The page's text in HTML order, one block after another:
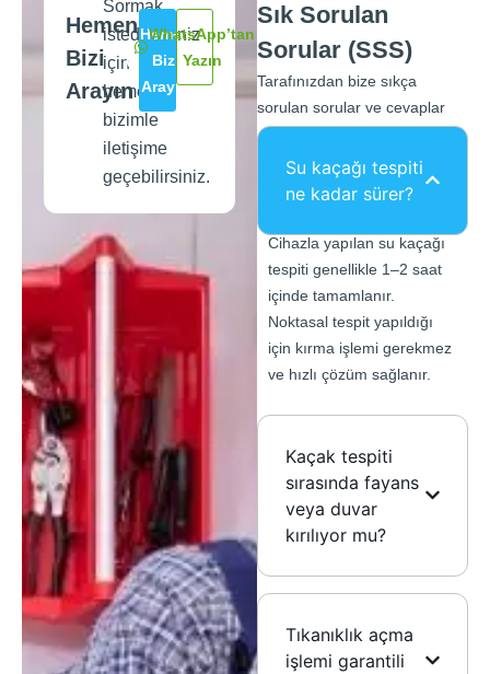
Hemen
Bizi
Arayın
Sormak
istedikleriniz
için
hemen
bizimle
iletişime
geçebilirsiniz.
Hemen
Bizi
Arayın
WhatsApp’tan
Yazın
Sık Sorulan
Sorular (SSS)
Tarafınızdan bize sıkça
sorulan sorular ve cevaplar
Su kaçağı tespiti
ne kadar sürer?
Cihazla yapılan su kaçağı
tespiti genellikle 1–2 saat
içinde tamamlanır.
Noktasal tespit yapıldığı
için kırma işlemi gerekmez
ve hızlı çözüm sağlanır.
Kaçak tespiti
sırasında fayans
veya duvar
kırılıyor mu?
Tıkanıklık açma
işlemi garantili